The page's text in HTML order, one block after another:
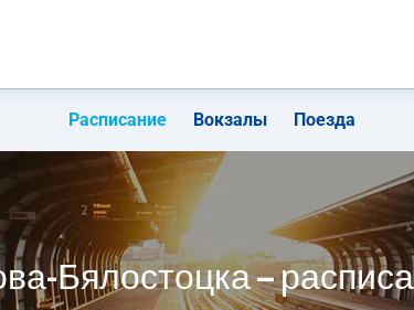
Расписание Вокзалы Поезда
Бялостоцка –